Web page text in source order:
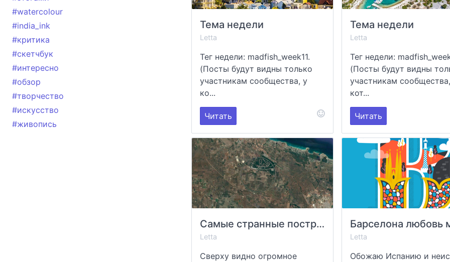
#watercolour
#india_ink
#критика
#скетчбук
#интересно
#обзор
#творчество
#искусство
#живопись
Тема недели
Letta
Тег недели: madfish_week11.
(Посты будут видны только
участникам сообщества, у
ко...
Читать
Тема недели
Letta
Тег недели:
(Посты будут видны
участникам
кот...
Читать
Самые странные постройки на Google Earth
Letta
Сверху видно огромное
Барселона любовь
Letta
Обожаю Испанию и